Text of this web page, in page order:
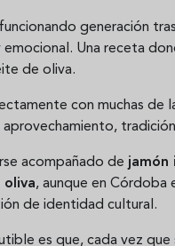
generación
Una receta
de oliva.
con muchas de
acompañado de jamón
, aunque en
de identidad cultural.
es que, cada vez